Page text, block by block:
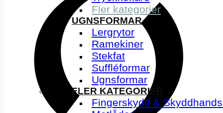
Fler kategorier
UGNSFORMAR
Lergrytor
Ramekiner
Stekfat
Suffléformar
Ugnsformar
FLER KATEGORIER
Fingerskydd &